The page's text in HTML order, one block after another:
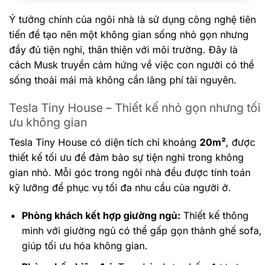
Ý tưởng chính của ngôi nhà là sử dụng công nghệ tiên
tiến để tạo nên một không gian sống nhỏ gọn nhưng
đầy đủ tiện nghi, thân thiện với môi trường. Đây là
cách Musk truyền cảm hứng về việc con người có thể
sống thoải mái mà không cần lãng phí tài nguyên.
Tesla Tiny House – Thiết kế nhỏ gọn nhưng tối
ưu không gian
Tesla Tiny House có diện tích chỉ khoảng 20m², được
thiết kế tối ưu để đảm bảo sự tiện nghi trong không
gian nhỏ. Mỗi góc trong ngôi nhà đều được tính toán
kỹ lưỡng để phục vụ tối đa nhu cầu của người ở.
Phòng khách kết hợp giường ngủ: Thiết kế thông
minh với giường ngủ có thể gấp gọn thành ghế sofa,
giúp tối ưu hóa không gian.